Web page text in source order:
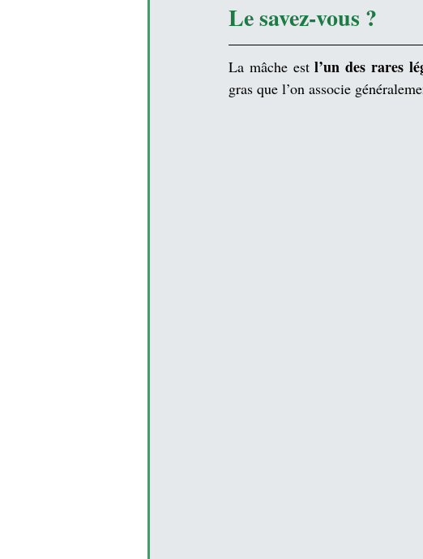
Le savez-vous ?
La mâche est l’un des rares
gras que l’on associe